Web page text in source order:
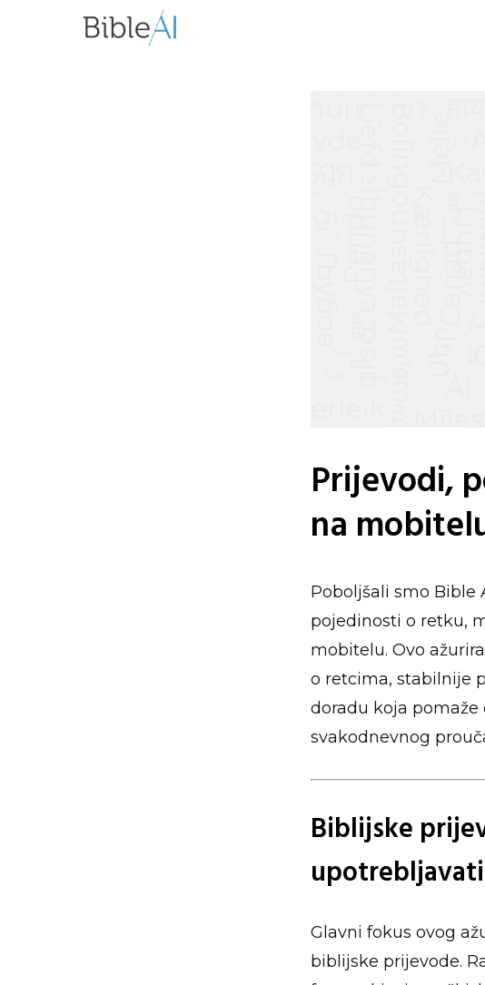
Prijevodi,
na
Poboljšali smo Bible
pojedinosti o retku,
mobitelu. Ovo
o retcima, stabilnije
doradu koja pomaže
svakodnevnog
Biblijske
upotrebljavati
Glavni fokus ovog
biblijske prijevode.